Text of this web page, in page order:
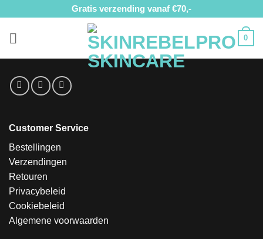
inhoud
Gratis verzending vanaf €70,-
0
Customer Service
Bestellingen
Verzendingen
Retouren
Privacybeleid
Cookiebeleid
Algemene voorwaarden